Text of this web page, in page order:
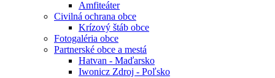
Amfiteáter
Civilná ochrana obce
Krízový štáb obce
Fotogaléria obce
Partnerské obce a mestá
Hatvan - Maďarsko
Iwonicz Zdroj - Poľsko